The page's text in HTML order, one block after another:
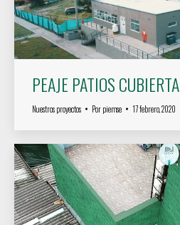
PEAJE PATIOS CUBIERTA
Nuestros proyectos Porpiemse 17 febrero, 2020